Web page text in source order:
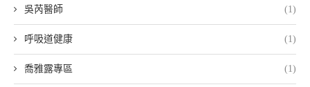
吳芮醫師 (1)
呼吸道健康 (1)
喬雅露專區 (1)